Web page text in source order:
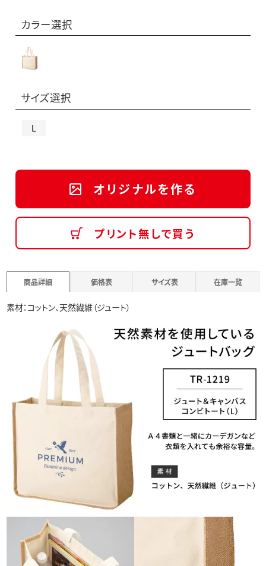
カラー選択
サイズ選択
L
オリジナルを作る
プリント無しで買う
商品詳細 価格表 サイズ表 在庫一覧
素材：コットン、天然繊維（ジュート）